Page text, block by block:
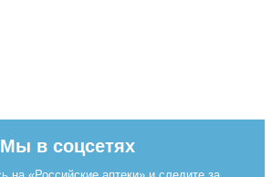
Мы в соцсетях